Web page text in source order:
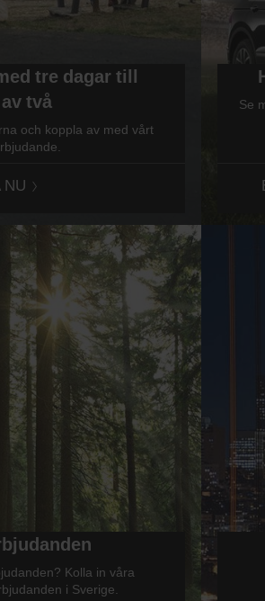
tre dagar till
två
och koppla av med vårt
NU
Se
Kolla in våra
i Sverige.